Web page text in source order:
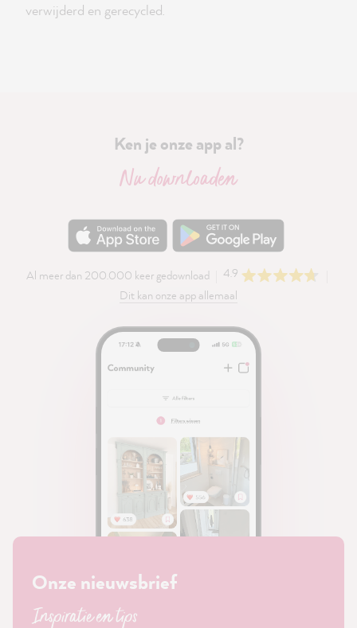
verwijderd en gerecycled.
Ken je onze app al?
Nu downloaden
Al meer dan 200.000 keer gedownload
4.9
Dit kan onze app allemaal
Onze nieuwsbrief
Inspiratie en tips